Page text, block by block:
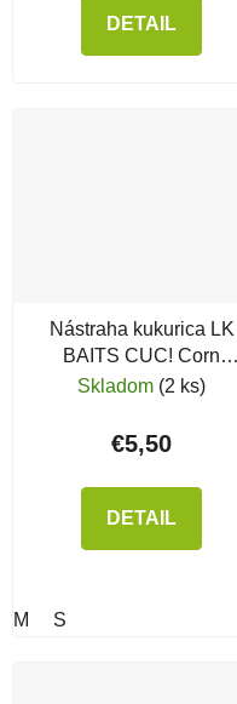
DETAIL
Nástraha kukurica LK
BAITS CUC! Corn
Jahody
Skladom (2 ks)
€5,50
DETAIL
M S